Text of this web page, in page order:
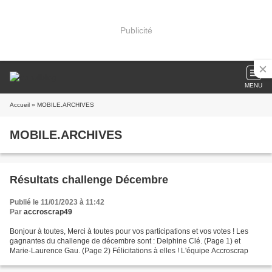
Publicité
MENU
Accueil » MOBILE.ARCHIVES
MOBILE.ARCHIVES
Résultats challenge Décembre
Publié le 11/01/2023 à 11:42
Par accroscrap49
Bonjour à toutes, Merci à toutes pour vos participations et vos votes ! Les
gagnantes du challenge de décembre sont : Delphine Clé. (Page 1) et
Marie-Laurence Gau. (Page 2) Félicitations à elles ! L'équipe Accroscrap